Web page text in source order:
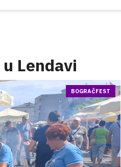
Lendavi
BOGRAČFEST